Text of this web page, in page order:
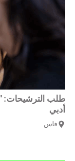
أدبي
فاس